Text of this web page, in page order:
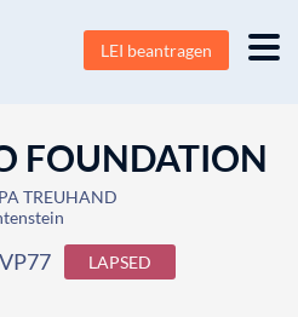
LEI beantragen
FOUNDATION
TREUHAND
LAPSED